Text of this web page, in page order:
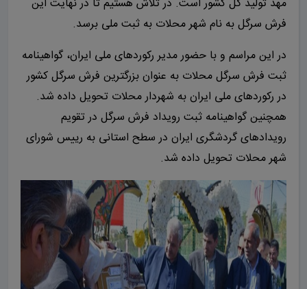
مهد تولید گل کشور است. در تلاش هستیم تا در نهایت این
فرش سرگل به نام شهر محلات به ثبت ملی برسد.
در این مراسم و با حضور مدیر رکوردهای ملی ایران، گواهینامه
ثبت فرش سرگل محلات به عنوان بزرگترین فرش سرگل کشور
در رکوردهای ملی ایران به شهردار محلات تحویل داده شد.
همچنین گواهینامه ثبت رویداد فرش سرگل در تقویم
رویدادهای گردشگری ایران در سطح استانی به رییس شورای
شهر محلات تحویل داده شد.